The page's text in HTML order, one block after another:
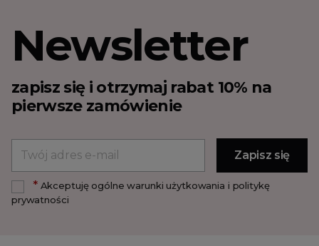
Newsletter
zapisz się i otrzymaj rabat 10% na
pierwsze zamówienie
*Akceptuję ogólne warunki użytkowania i politykę
prywatności